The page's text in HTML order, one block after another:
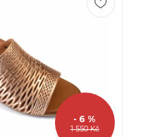
1 550 Kč
- 6 %